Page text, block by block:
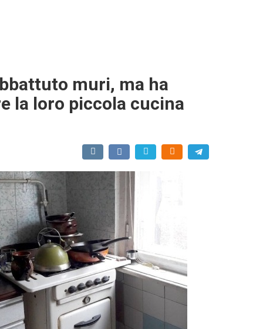
muri, ma ha
la loro piccola cucina